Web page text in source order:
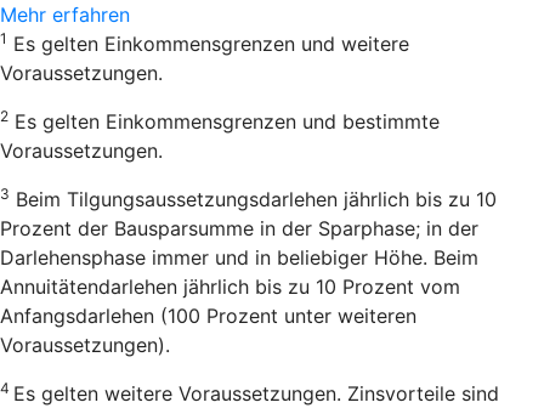
Mehr erfahren
1 Es gelten Einkommensgrenzen und weitere
Voraussetzungen.
2 Es gelten Einkommensgrenzen und bestimmte
Voraussetzungen.
3 Beim Tilgungsaussetzungsdarlehen jährlich bis zu 10
Prozent der Bausparsumme in der Sparphase; in der
Darlehensphase immer und in beliebiger Höhe. Beim
Annuitätendarlehen jährlich bis zu 10 Prozent vom
Anfangsdarlehen (100 Prozent unter weiteren
Voraussetzungen).
4 Es gelten weitere Voraussetzungen. Zinsvorteile sind